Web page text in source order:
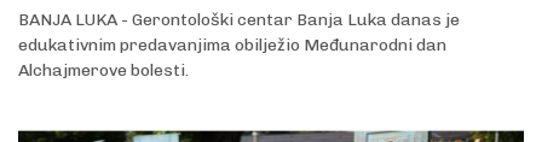
BANJA LUKA - Gerontološki centar Banja Luka danas je
edukativnim predavanjima obilježio Međunarodni dan
Alchajmerove bolesti.